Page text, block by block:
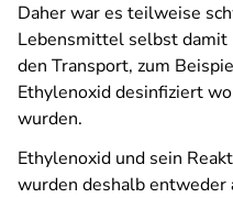
Daher war es teilweise
Lebensmittel selbst damit
den Transport, zum
Ethylenoxid desinfiziert
wurden.
Ethylenoxid und sein
wurden deshalb entweder